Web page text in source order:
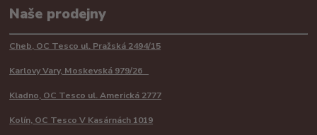
Naše prodejny
Cheb, OC Tesco ul. Pražská 2494/15
Karlovy Vary, Moskevská 979/26
Kladno, OC Tesco ul. Americká 2777
Kolín, OC Tesco V Kasárnách 1019